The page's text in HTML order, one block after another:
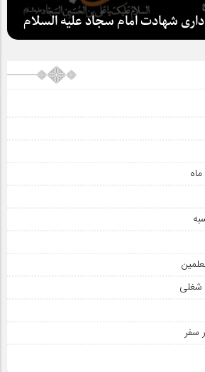
شهادت امام سجاد علیه السلام
شغلی
سفر